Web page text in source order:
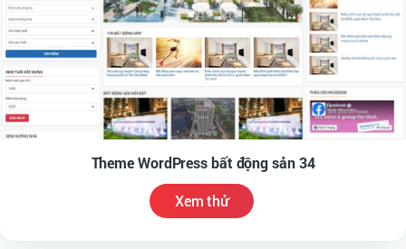
Theme WordPress bất động sản 34
Xem thử